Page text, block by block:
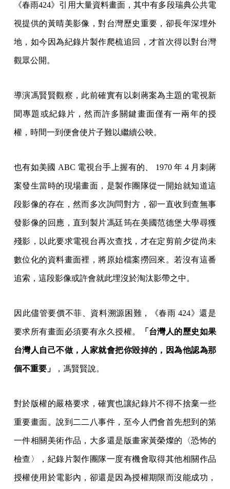
《春雨424》引用大量資料畫面，其中有多段瑞典公共電
視提供的黃晴美影像，對台灣歷史重要，卻長年深埋外
地，如今因為紀錄片製作爬梳追回，才首次得以對台灣
觀眾公開。
導演馮賢賢觀察，此前確實有以刺蔣案為主題的電視新
聞專題或紀錄片，然而許多關鍵畫面僅有一兩年的授
權，時間一到便會使片子難以繼續公映。
也有如美國 ABC 電視台手上握有的、 1970 年 4 月刺蔣
案發生當時的現場畫面，是製作團隊從一開始就知道這
段影像的存在，然而多次詢問對方，卻一直收到查無事
發影像的回應，直到製片馮廷筠在美國范德堡大學尋獲
殘影，以此要求電視台再次查找，才在定剪前夕從尚未
數位化的資料畫面裡，將原始檔案撈回來。若沒有這番
追索，這段影像或許會就此埋沒於淘汰影帶之中。
因此儘管要價不菲、資料溯源困難，《春雨 424》還是
要求所有畫面必須要有永久授權。 「台灣人的歷史如果
台灣人自己不做，人家就會把你毀掉的，因為他認為那
個不重要」 ，馮賢賢說。
對於版權的嚴格要求，確實也讓紀錄片不得不捨棄一些
重要畫面。說到二二八事件，至今人們會首先想到的第
一件相關美術作品，大多還是版畫家黃榮燦的〈恐怖的
檢查〉，紀錄片製作團隊一度有機會取得其他相關作品
授權使用於電影內，卻還是因為授權期限而沒能成功，